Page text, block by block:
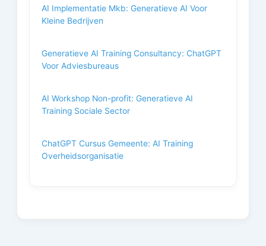
AI Implementatie Mkb: Generatieve AI Voor
Kleine Bedrijven
Generatieve AI Training Consultancy: ChatGPT
Voor Adviesbureaus
AI Workshop Non-profit: Generatieve AI
Training Sociale Sector
ChatGPT Cursus Gemeente: AI Training
Overheidsorganisatie